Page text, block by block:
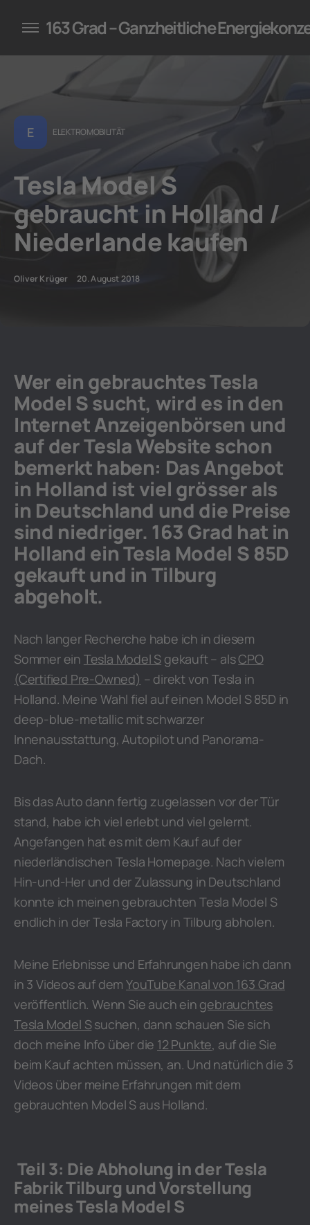
für Unternehmen
163 Grad – Ganzheitliche
E ELEKTROMOBILITÄT
Tesla Model S
gebraucht in Holland /
Niederlande kaufen
Oliver Krüger 20. August 2018
Wer ein gebrauchtes Tesla
Model S sucht, wird es in den
Internet Anzeigenbörsen und
auf der Tesla Website schon
bemerkt haben: Das Angebot
in Holland ist viel grösser als
in Deutschland und die Preise
sind niedriger. 163 Grad hat in
Holland ein Tesla Model S 85D
gekauft und in Tilburg
abgeholt.
Nach langer Recherche habe ich in diesem
Sommer ein Tesla Model S gekauft – alsCPO
(Certified Pre-Owned) – direkt von Tesla in
Holland. Meine Wahl fiel auf einen Model S 85D in
deep-blue-metallic mit schwarzer
Innenausstattung, Autopilot und Panorama-
Dach.
Bis das Auto dann fertig zugelassen vor der Tür
stand, habe ich viel erlebt und viel gelernt.
Angefangen hat es mit dem Kauf auf der
niederländischen Tesla Homepage. Nach vielem
Hin-und-Her und der Zulassung in Deutschland
konnte ich meinen gebrauchten Tesla Model S
endlich in der Tesla Factory in Tilburg abholen.
Meine Erlebnisse und Erfahrungen habe ich dann
in 3 Videos auf demYouTube Kanal von 163 Grad
veröffentlich. Wenn Sie auch ein gebrauchtes
Tesla Model Ssuchen, dann schauen Sie sich
doch meine Info über die 12 Punkte, auf die Sie
beim Kauf achten müssen, an. Und natürlich die 3
Videos über meine Erfahrungen mit dem
gebrauchten Model S aus Holland.
Teil 3: Die Abholung in der Tesla
Fabrik Tilburg und Vorstellung
meines Tesla Model S